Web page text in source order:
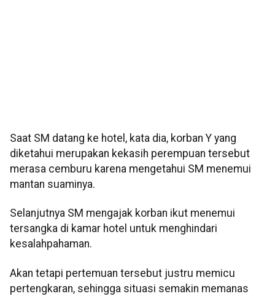
Saat SM datang ke hotel, kata dia, korban Y yang
diketahui merupakan kekasih perempuan tersebut
merasa cemburu karena mengetahui SM menemui
mantan suaminya.
Selanjutnya SM mengajak korban ikut menemui
tersangka di kamar hotel untuk menghindari
kesalahpahaman.
Akan tetapi pertemuan tersebut justru memicu
pertengkaran, sehingga situasi semakin memanas